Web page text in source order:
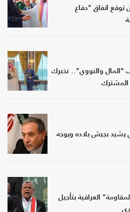
توقع اتفاق "دفاع
"المال والنووي".. نخبرك
المشترك
يشيد بجيش بلاده ويوجه
العراقية بتأجيل